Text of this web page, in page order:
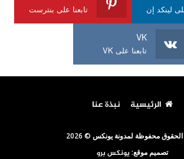
لينكد إن تابعنا على بنترست
VK
تابعنا على VK
الرئيسية نبذة عنا
محفوظة لمدونة يونكس © 2026
تصميم موقع: يونكس برو